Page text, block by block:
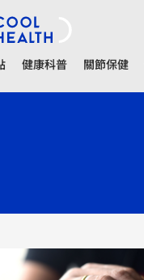
健康科普 關節保健